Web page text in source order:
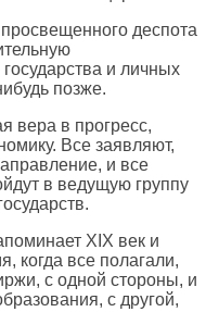
деспота
и личных
позже.
вера в прогресс,
Все заявляют,
и все
в ведущую группу
XIX век и
когда все полагали,
с одной стороны, и
с другой,